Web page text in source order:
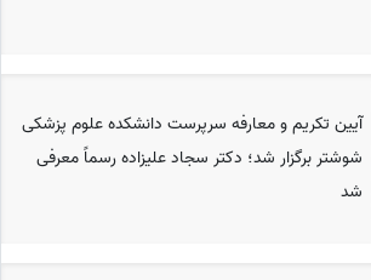
آیین تکریم و معارفه سرپرست دانشکده علوم پزشکی
شوشتر برگزار شد؛ دکتر سجاد علیزاده رسماً معرفی
شد